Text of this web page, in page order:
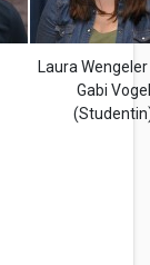
Laura
Gabi Vogel